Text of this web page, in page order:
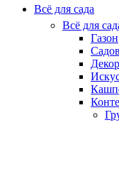
Всё для сада
Всё для
Газон
Декор